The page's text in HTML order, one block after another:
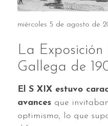
miércoles 5 de agosto de
La Exposición
Gallega de
El S XIX estuvo
avances que
optimismo, lo que